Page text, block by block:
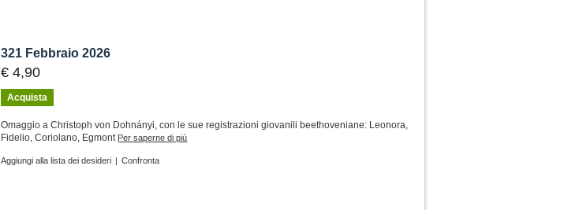
321 Febbraio 2026
€ 4,90
Acquista
Omaggio a Christoph von Dohnányi, con le sue registrazioni giovanili beethoveniane: Leonora,
Fidelio, Coriolano, Egmont Per saperne di più
Aggiungi alla lista dei desideri | Confronta